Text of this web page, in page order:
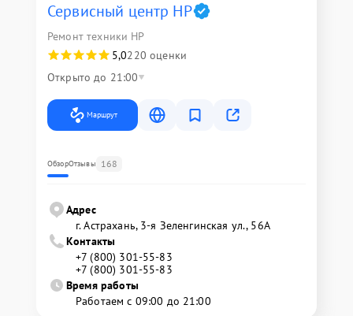
Сервисный центр HP
Ремонт техники HP
5,0220 оценки
Открыто до 21:00
Маршрут
ОбзорОтзывы 168
Адрес
г. Астрахань, 3-я Зеленгинская ул., 56А
Контакты
+7 (800) 301-55-83
+7 (800) 301-55-83
Время работы
Работаем с 09:00 до 21:00